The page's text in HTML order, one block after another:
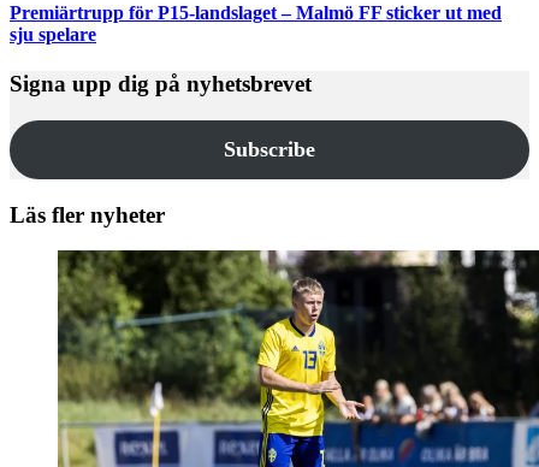
Premiärtrupp för P15-landslaget – Malmö FF sticker ut med
sju spelare
Signa upp dig på nyhetsbrevet
Subscribe
Läs fler nyheter